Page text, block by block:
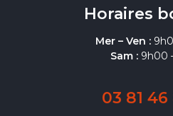
Horaires
Mer – Ven :
Sam :9h00
03 81